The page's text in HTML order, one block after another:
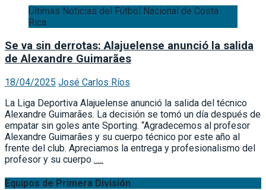
Últimas Noticias del Fútbol Nacional de Costa
Rica
Se va sin derrotas: Alajuelense anunció la salida
de Alexandre Guimarães
18/04/2025 José Carlos Ríos
La Liga Deportiva Alajuelense anunció la salida del técnico
Alexandre Guimarães. La decisión se tomó un día después de
empatar sin goles ante Sporting. “Agradecemos al profesor
Alexandre Guimarães y su cuerpo técnico por este año al
frente del club. Apreciamos la entrega y profesionalismo del
profesor y su cuerpo …..
Equipos de Primera División